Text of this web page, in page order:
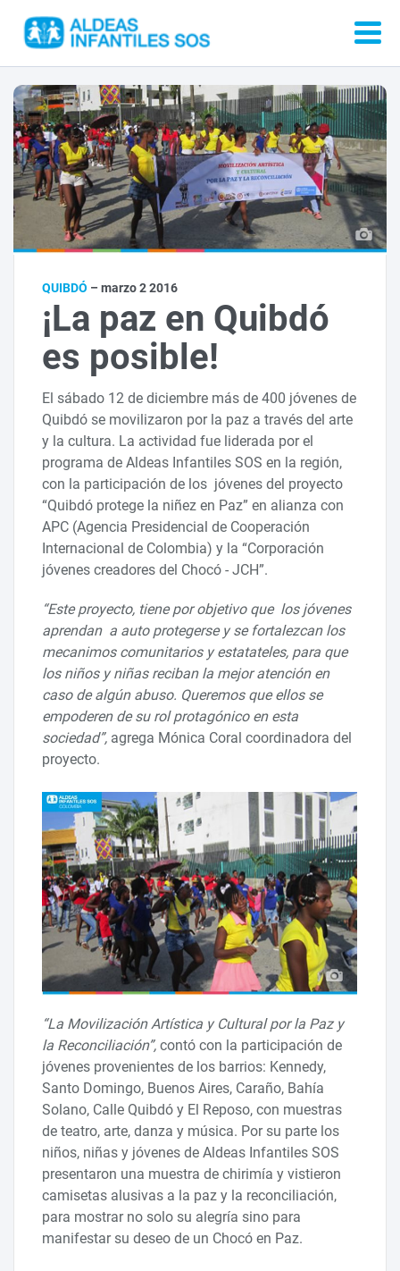
QUIBDÓ – marzo 2 2016
¡La paz en Quibdó
es posible!
El sábado 12 de diciembre más de 400 jóvenes de
Quibdó se movilizaron por la paz a través del arte
y la cultura. La actividad fue liderada por el
programa de Aldeas Infantiles SOS en la región,
con la participación de los jóvenes del proyecto
“Quibdó protege la niñez en Paz” en alianza con
APC (Agencia Presidencial de Cooperación
Internacional de Colombia) y la “Corporación
jóvenes creadores del Chocó - JCH”.
“Este proyecto, tiene por objetivo que los jóvenes
aprendan a auto protegerse y se fortalezcan los
mecanimos comunitarios y estatateles, para que
los niños y niñas reciban la mejor atención en
caso de algún abuso. Queremos que ellos se
empoderen de su rol protagónico en esta
sociedad”, agrega Mónica Coral coordinadora del
proyecto.
“La Movilización Artística y Cultural por la Paz y
la Reconciliación”, contó con la participación de
jóvenes provenientes de los barrios: Kennedy,
Santo Domingo, Buenos Aires, Caraño, Bahía
Solano, Calle Quibdó y El Reposo, con muestras
de teatro, arte, danza y música. Por su parte los
niños, niñas y jóvenes de Aldeas Infantiles SOS
presentaron una muestra de chirimía y vistieron
camisetas alusivas a la paz y la reconciliación,
para mostrar no solo su alegría sino para
manifestar su deseo de un Chocó en Paz.